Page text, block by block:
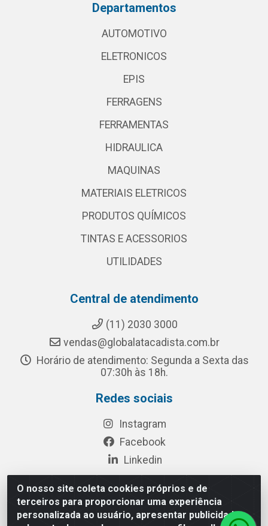
O nosso site coleta cookies próprios e de
terceiros para proporcionar uma experiência
personalizada ao usuário, apresentar publicidade
Departamentos
AUTOMOTIVO
ELETRONICOS
EPIS
FERRAGENS
FERRAMENTAS
HIDRAULICA
MAQUINAS
MATERIAIS ELETRICOS
PRODUTOS QUÍMICOS
TINTAS E ACESSORIOS
UTILIDADES
Central de atendimento
(11) 2030 3000
vendas@globalatacadista.com.br
Horário de atendimento: Segunda a Sexta das
07:30h às 18h.
Redes sociais
Instagram
Facebook
Linkedin
Rua Chipuê, 117 - S. Miguel Paulista São Paulo/SP - CEP
08010-260- CNPJ: 03.010.739/0001-72